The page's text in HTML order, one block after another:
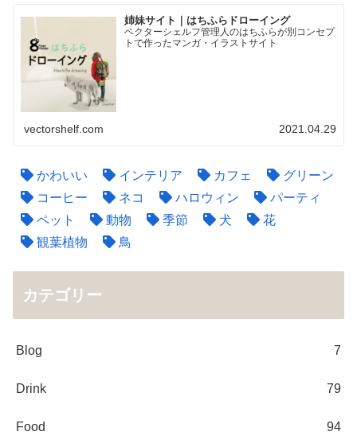
姉妹サイト｜はちふらドローイング
ベクターシェルフ管理人のはちふらが別コンセプ
トで作ったマンガ・イラストサイト
vectorshelf.com 2021.04.29
かわいい インテリア カフェ
グリーン
コーヒー
ネコ ハロウィン
パーティ
ペット
動物 季節 犬
花
観葉植物
鳥
カテゴリー
Blog 7
Drink 79
Food 94